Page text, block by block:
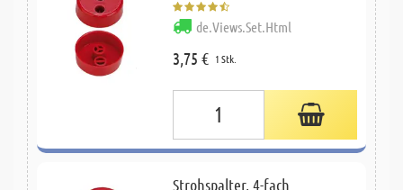
de.Views.Set.Html
3,75 € 1 Stk.
Strohspalter, 4-fach